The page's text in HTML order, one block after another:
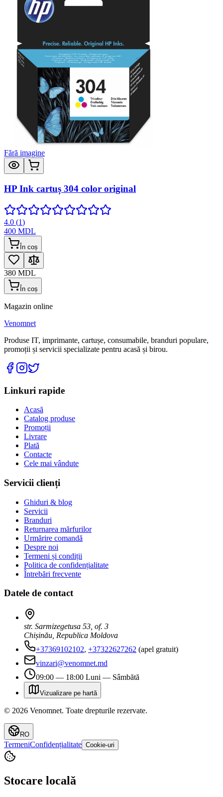
Fără imagine
HP Ink cartuș 304 color original
4.0 (1)
400 MDL
În coș
380 MDL
În coș
Magazin online
Venomnet
Produse IT, imprimante, cartușe, consumabile, branduri populare,
promoții și servicii specializate pentru acasă și birou.
Linkuri rapide
Acasă
Catalog produse
Promoții
Livrare
Plată
Contacte
Cele mai vândute
Servicii clienți
Ghiduri & blog
Servicii
Branduri
Returnarea mărfurilor
Urmărire comandă
Despre noi
Termeni și condiții
Politica de confidențialitate
Întrebări frecvente
Datele de contact
str. Sarmizegetusa 53, of. 3
Chișinău, Republica Moldova
+37369102102, +37322627262 (apel gratuit)
vinzari@venomnet.md
09:00 — 18:00 Luni — Sâmbătă
Vizualizare pe hartă
© 2026 Venomnet. Toate drepturile rezervate.
RO
TermeniConfidențialitate Cookie-uri
Stocare locală